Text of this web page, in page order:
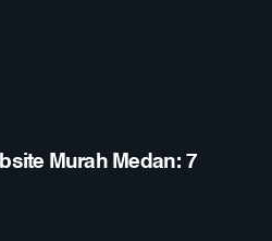
Murah Medan: 7